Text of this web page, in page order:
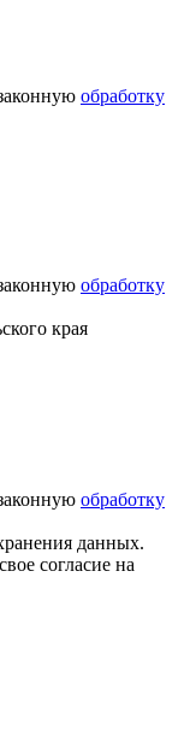
обработку
обработку
края
обработку
данных.
согласие на